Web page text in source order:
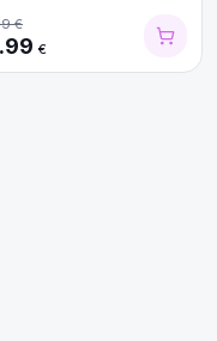
€
€